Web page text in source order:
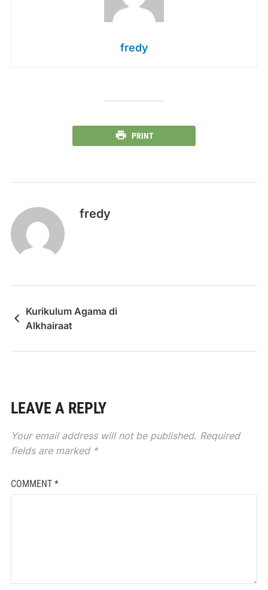
fredy
PRINT
fredy
Kurikulum Agama di
Alkhairaat
LEAVE A REPLY
Your email address will not be published. Required
fields are marked *
COMMENT *